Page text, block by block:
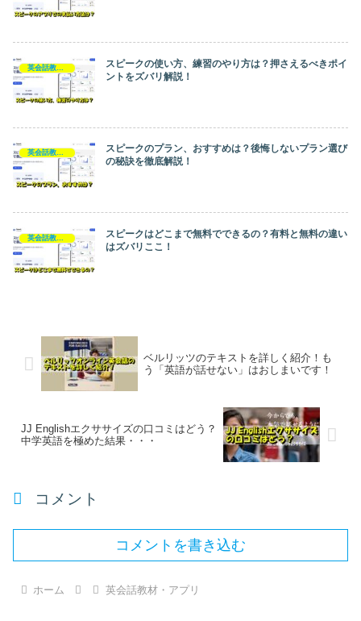
スピークの使い方、練習のやり方は？押さえるべきポイ
ントをズバリ解説！
英会話教材・アプリ
スピークのプラン、おすすめは？後悔しないプラン選び
の秘訣を徹底解説！
英会話教材・アプリ
スピークはどこまで無料でできるの？有料と無料の違い
はズバリここ！
ベルリッツのテキストを詳しく紹介！も
う「英語が話せない」はおしまいです！
JJ Englishエクササイズの口コミはどう？
中学英語を極めた結果・・・
コメント
コメントを書き込む
ホーム 英会話教材・アプリ